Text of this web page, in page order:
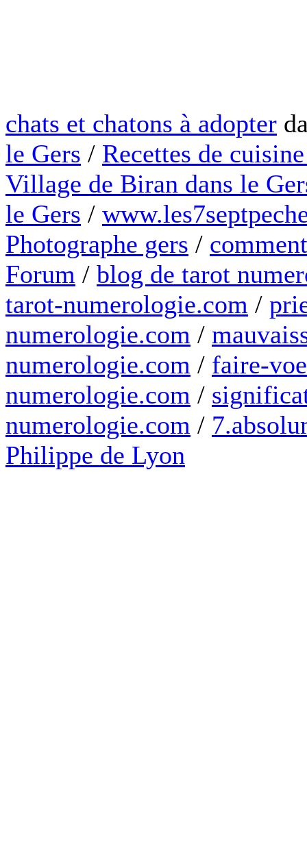
chats et chatons à adopter
le Gers / Recettes de
Village de Biran dans le
le Gers /
Photographe gers /
Forum / blog de tarot
tarot-numerologie.com /
numerologie.com /
numerologie.com / faire-
numerologie.com /
numerologie.com /
Philippe de Lyon